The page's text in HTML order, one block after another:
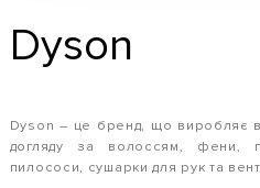
Dyson
Dyson – це бренд, що виробляє
догляду за волоссям, фени,
пилососи, сушарки для рук та